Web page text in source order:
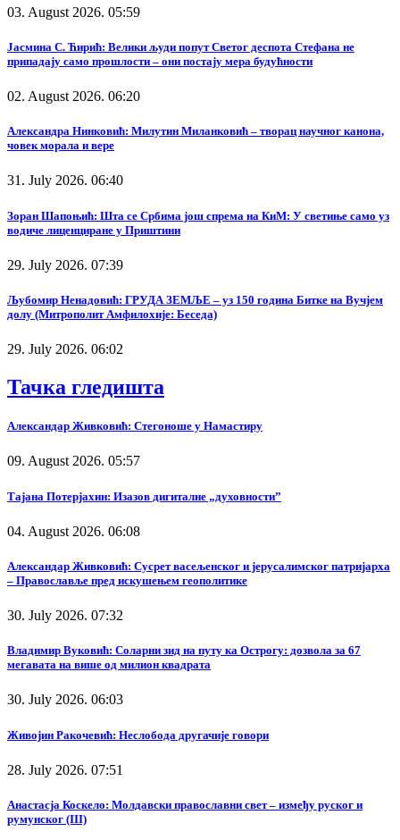
03. August 2026. 05:59
Јасмина С. Ћирић: Велики људи попут Светог деспота Стефана не
припадају само прошлости – они постају мера будућности
02. August 2026. 06:20
Александра Нинковић: Милутин Миланковић – творац научног канона,
човек морала и вере
31. July 2026. 06:40
Зоран Шапоњић: Шта се Србима још спрема на КиМ: У светиње само уз
водиче лиценциране у Приштини
29. July 2026. 07:39
Љубомир Ненадовић: ГРУДА ЗЕМЉЕ – уз 150 година Битке на Вучјем
долу (Митрополит Амфилохије: Беседа)
29. July 2026. 06:02
Тачка гледишта
Александар Живковић: Стегоноше у Намастиру
09. August 2026. 05:57
Тајана Потерјахин: Изазов дигиталне „духовности”
04. August 2026. 06:08
Александар Живковић: Сусрет васељенског и јерусалимског патријарха
– Православље пред искушењем геополитике
30. July 2026. 07:32
Владимир Вуковић: Соларни зид на путу ка Острогу: дозвола за 67
мегавата на више од милион квадрата
30. July 2026. 06:03
Живојин Ракочевић: Неслобода другачије говори
28. July 2026. 07:51
Анастасја Коскело: Молдавски православни свет – између руског и
румунског (III)